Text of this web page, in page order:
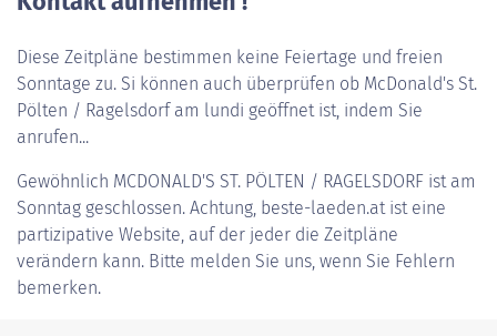
Diese Zeitpläne bestimmen keine Feiertage und freien
Sonntage zu. Si können auch überprüfen ob McDonald's St.
Pölten / Ragelsdorf am lundi geöffnet ist, indem Sie
anrufen...
Gewöhnlich MCDONALD'S ST. PÖLTEN / RAGELSDORF ist am
Sonntag geschlossen. Achtung, beste-laeden.at ist eine
partizipative Website, auf der jeder die Zeitpläne
verändern kann. Bitte melden Sie uns, wenn Sie Fehlern
bemerken.